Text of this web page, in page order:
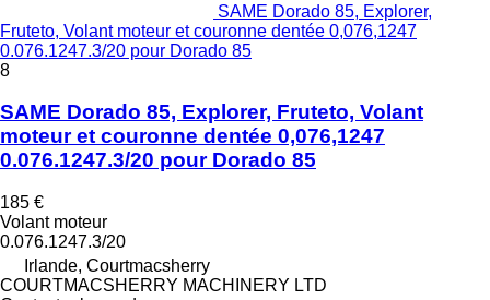
SAME Dorado 85, Explorer,
Fruteto, Volant moteur et couronne dentée 0,076,1247
0.076.1247.3/20 pour Dorado 85
8
SAME Dorado 85, Explorer, Fruteto, Volant
moteur et couronne dentée 0,076,1247
0.076.1247.3/20 pour Dorado 85
185 €
Volant moteur
0.076.1247.3/20
Irlande, Courtmacsherry
COURTMACSHERRY MACHINERY LTD